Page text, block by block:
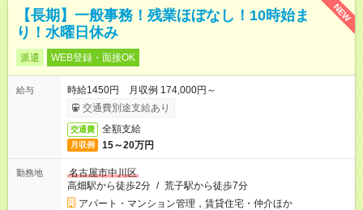
NEW
【長期】一般事務！残業ほぼなし！10時始ま
り！水曜日休み
派遣 WEB登録・面接OK
給与
時給1450円 月収例 174,000円～
交通費別途支給あり
交通費 全額支給
月収例 15～20万円
勤務地
名古屋市中川区
高畑駅から徒歩2分 / 荒子駅から徒歩7分
アパート・マンション管理，賃貸住宅・仲介ほか